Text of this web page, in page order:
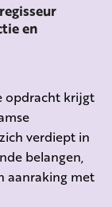
en
opdracht krijgt
verdiept in
belangen,
aanraking met